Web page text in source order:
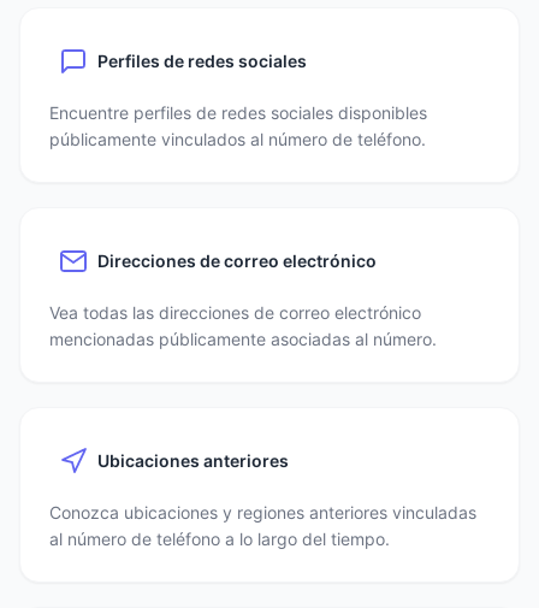
Perfiles de redes sociales
Encuentre perfiles de redes sociales disponibles
públicamente vinculados al número de teléfono.
Direcciones de correo electrónico
Vea todas las direcciones de correo electrónico
mencionadas públicamente asociadas al número.
Ubicaciones anteriores
Conozca ubicaciones y regiones anteriores vinculadas
al número de teléfono a lo largo del tiempo.